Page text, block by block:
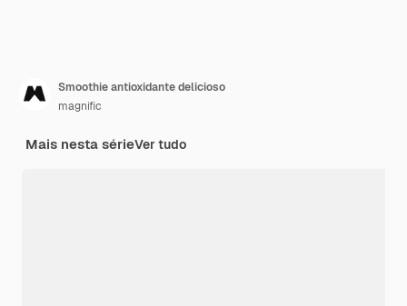
Smoothie antioxidante delicioso
magnific
Mais nesta sérieVer tudo